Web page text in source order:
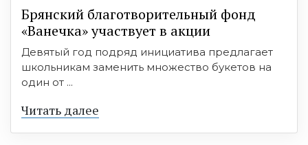
Брянский благотворительный фонд
«Ванечка» участвует в акции
Девятый год подряд инициатива предлагает
школьникам заменить множество букетов на
один от ...
Читать далее